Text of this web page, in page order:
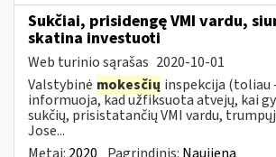
Sukčiai, prisidengę VMI vardu,
skatina investuoti
Web turinio sąrašas 2020-10-01
Valstybinė mokesčių inspekcija (toliau
informuoja, kad užfiksuota atvejų, kai
sukčių, prisistatančių VMI vardu,
Jose...
Metai: 2020 Pagrindinis: Naujiena